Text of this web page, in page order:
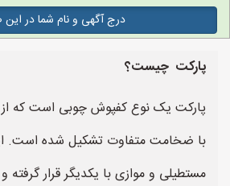
درج آگهی و نام شما در
پارکت چیست؟
پارکت یک نوع کفپوش چوبی است که
با ضخامت متفاوت تشکیل شده است.
مستطیلی و موازی با یکدیگر قرار